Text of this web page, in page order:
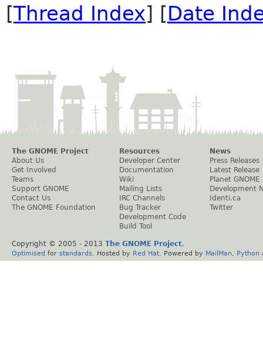
[Thread Index] [Date
The GNOME Project
About Us
Get Involved
Teams
Support GNOME
Contact Us
The GNOME Foundation
Resources
Developer Center
Documentation
Wiki
Mailing Lists
IRC Channels
Bug Tracker
Development Code
Build Tool
News
Press Releases
Latest Release
Planet GNOME
Development
Identi.ca
Twitter
Copyright © 2005 - 2013 The GNOME Project.
Optimised for standards . Hosted by Red Hat . Powered by MailMan Python